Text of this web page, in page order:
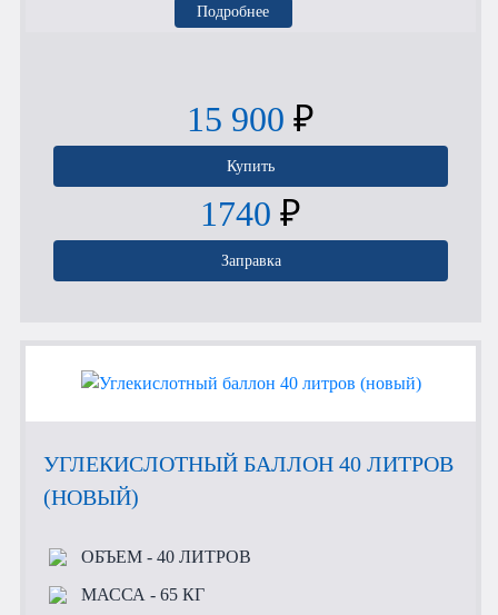
Подробнее
15 900 ₽
Купить
1740 ₽
Заправка
УГЛЕКИСЛОТНЫЙ БАЛЛОН 40 ЛИТРОВ
(НОВЫЙ)
ОБЪЕМ- 40 ЛИТРОВ
МАССА - 65 КГ